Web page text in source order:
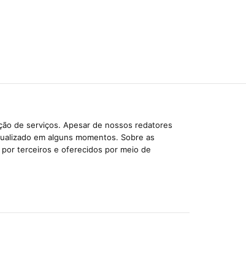
de serviços. Apesar de nossos redatores
em alguns momentos. Sobre as
terceiros e oferecidos por meio de